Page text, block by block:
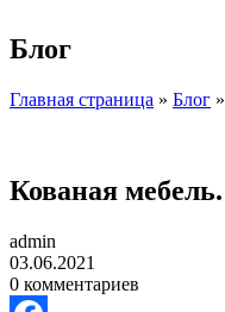
Блог
Главная страница » Блог »
Кованая мебель.
admin
03.06.2021
0 комментариев